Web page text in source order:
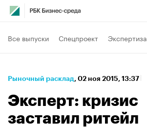
Все выпуски Спецпроект Экспертиза
Рыночный расклад⁠, 02 ноя 2015, 13:37
Эксперт: кризис
заставил ритейл